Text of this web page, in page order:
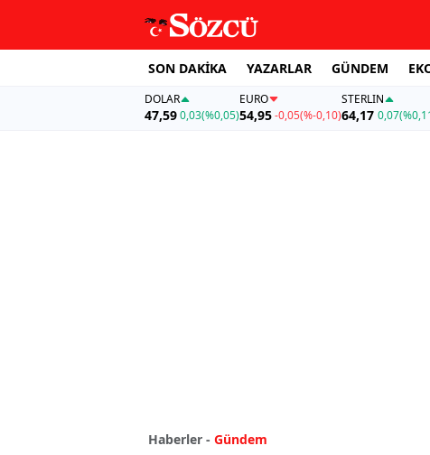
SON DAKİKA YAZARLAR GÜNDEM
DOLAR
47,590,03(%0,05)
EURO
54,95 -0,05(%-0,10)
STERLIN
64,17 0,07
Haberler - Gündem